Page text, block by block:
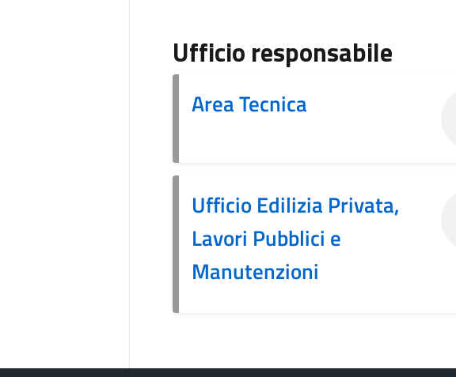
Ufficio responsabile
Area Tecnica
Ufficio Edilizia Privata,
Lavori Pubblici e
Manutenzioni